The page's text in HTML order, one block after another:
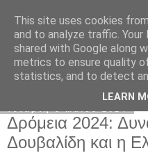
Δρόμεια 2024:
Δουβαλίδη και η
This site uses cookies
and to analyze traffic.
shared with Google along
metrics to ensure quality
statistics, and to detect
LEARN